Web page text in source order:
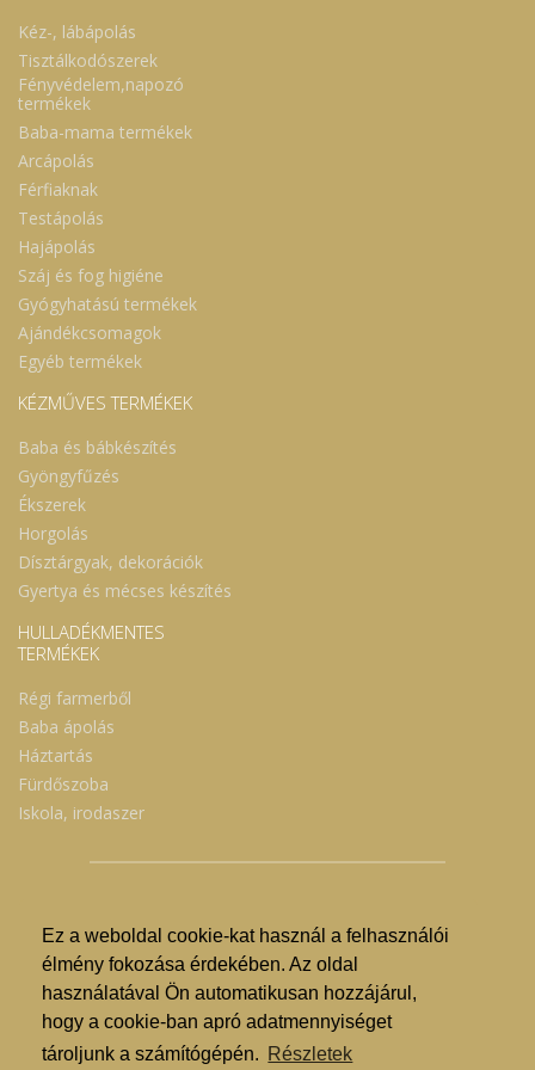
Ez a weboldal cookie-kat használ a felhasználói
élmény fokozása érdekében. Az oldal
használatával Ön automatikusan hozzájárul,
hogy a cookie-ban apró adatmennyiséget
tároljunk a számítógépén. Részletek
Kéz-, lábápolás
Tisztálkodószerek
Fényvédelem,napozó
termékek
Baba-mama termékek
Arcápolás
Férfiaknak
Testápolás
Hajápolás
Száj és fog higiéne
Gyógyhatású termékek
Ajándékcsomagok
Egyéb termékek
KÉZMŰVES TERMÉKEK
Baba és bábkészítés
Gyöngyfűzés
Ékszerek
Horgolás
Dísztárgyak, dekorációk
Gyertya és mécses készítés
HULLADÉKMENTES
TERMÉKEK
Régi farmerből
Baba ápolás
Háztartás
Fürdőszoba
Iskola, irodaszer
© Nyíregyházi Kosár Közösség 2019.
Hogyan lehet vásárolni?
GDPR